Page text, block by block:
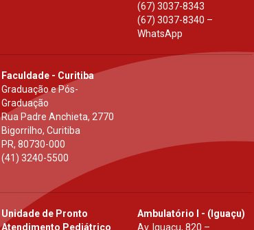
(67) 3037-8343
(67) 3037-8340 –
WhatsApp
Faculdade - Curitiba
Graduação e Pós-
Graduação
Rua Padre Anchieta, 2770
Bigorrilho, Curitiba
PR, 80730-000
(41) 3240-5500
Unidade de Pronto
Atendimento Pediátrico
Ambulatório I - (Iguaçu)
Av. Iguaçu, 820 –